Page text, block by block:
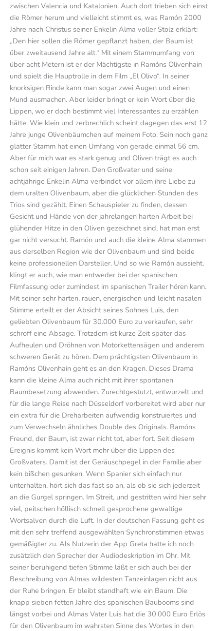
zwischen Valencia und Katalonien. Auch dort trieben sich einst
die Römer herum und vielleicht stimmt es, was Ramón 2000
Jahre nach Christus seiner Enkelin Alma voller Stolz erklärt:
„Den hier sollen die Römer gepflanzt haben, der Baum ist
über zweitausend Jahre alt.“ Mit einem Stammumfang von
über acht Metern ist er der Mächtigste in Ramóns Olivenhain
und spielt die Hauptrolle in dem Film „El Olivo“. In seiner
knorksigen Rinde kann man sogar zwei Augen und einen
Mund ausmachen. Aber leider bringt er kein Wort über die
Lippen, wo er doch bestimmt viel Interessantes zu erzählen
hätte. Wie klein und zerbrechlich scheint dagegen das erst 12
Jahre junge Olivenbäumchen auf meinem Foto. Sein noch ganz
glatter Stamm hat einen Umfang von gerade einmal 56 cm.
Aber für mich war es stark genug und Oliven trägt es auch
schon seit einigen Jahren. Den Großvater und seine
achtjährige Enkelin Alma verbindet vor allem ihre Liebe zu
dem uralten Olivenbaum, aber die glücklichen Stunden des
Trios sind gezählt. Einen Schauspieler zu finden, dessen
Gesicht und Hände von der jahrelangen harten Arbeit bei
glühender Hitze in den Oliven gezeichnet sind, hat man erst
gar nicht versucht. Ramón und auch die kleine Alma stammen
aus derselben Region wie der Olivenbaum und sind beide
keine professionellen Darsteller. Und so wie Ramón aussieht,
klingt er auch, wie man entweder bei der spanischen
Filmfassung oder zumindest im spanischen Trailer hören kann.
Mit seiner sehr harten, rauen, energischen und leicht nasalen
Stimme erteilt er der Absicht seines Sohnes Luis, den
geliebten Olivenbaum für 30.000 Euro zu verkaufen, sehr
schroff eine Absage. Trotzdem ist kurze Zeit später das
Aufheulen und Dröhnen von Motorkettensägen und anderem
schweren Gerät zu hören. Dem prächtigsten Olivenbaum in
Ramóns Olivenhain geht es an den Kragen. Dieses Drama
kann die kleine Alma auch nicht mit ihrer spontanen
Baumbesetzung abwenden. Zurechtgestutzt, entwurzelt und
für die lange Reise nach Düsseldorf vorbereitet wird aber nur
ein extra für die Dreharbeiten aufwendig konstruiertes und
zum Verwechseln ähnliches Double des Originals. Ramóns
Freund, der Baum, ist zwar nicht tot, aber fort. Seit diesem
Ereignis kommt kein Wort mehr über die Lippen des
Großvaters. Damit ist der Geräuschpegel in der Familie aber
kein bißchen gesunken. Wenn Spanier sich einfach nur
unterhalten, hört sich das fast so an, als ob sie sich jederzeit
an die Gurgel springen. Im Streit, und gestritten wird hier sehr
viel, peitschen höllisch schnell gesprochene gewaltige
Wortsalven durch die Luft. In der deutschen Fassung geht es
mit den sehr treffend ausgewählten Synchronstimmen etwas
gemäßigter zu. Als Nutzerin der App Greta hatte ich noch
zusätzlich den Sprecher der Audiodeskription im Ohr. Mit
seiner beruhigend tiefen Stimme läßt er sich auch bei der
Beschreibung von Almas wildesten Tanzeinlagen nicht aus
der Ruhe bringen. Er bleibt standhaft wie ein Baum. Die
knapp sieben fetten Jahre des spanischen Baubooms sind
längst vorbei und Almas Vater Luis hat die 30.000 Euro Erlös
für den Olivenbaum im wahrsten Sinne des Wortes in den